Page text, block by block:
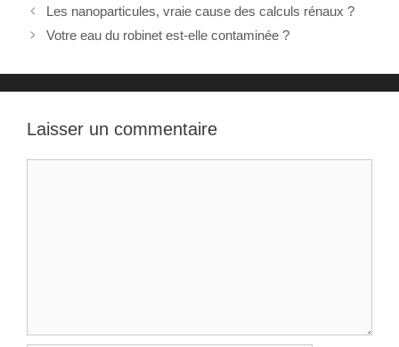
Les nanoparticules, vraie cause des calculs rénaux ?
Votre eau du robinet est-elle contaminée ?
Laisser un commentaire